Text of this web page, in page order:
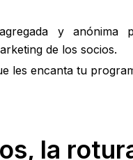
y
de los socios.
les encanta tu
la